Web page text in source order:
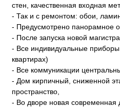
стен, качественная входная
- Так и с ремонтом: обои,
- Предусмотрено панорамное
- После запуска новой
- Все индивидуальные
квартирах)
- Все коммуникации
- Дом кирпичный, сниженной
пространство,
- Во дворе новая современная